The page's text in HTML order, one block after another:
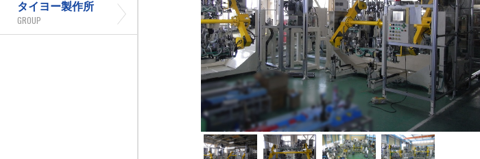
タイヨー製作所
GROUP